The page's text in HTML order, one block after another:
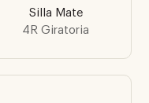
Silla Mate
4R Giratoria